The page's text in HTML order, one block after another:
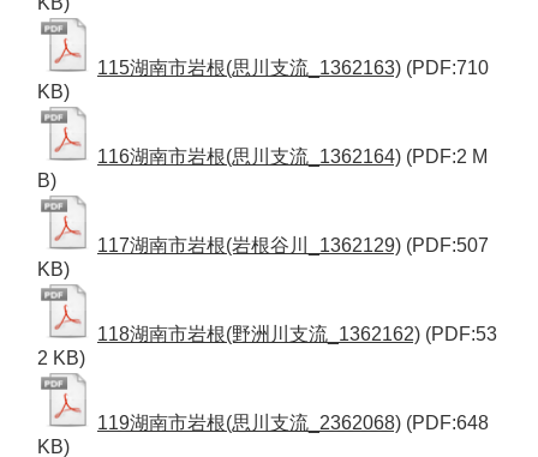
115湖南市岩根(思川支流_1362163) (PDF:710
KB)
116湖南市岩根(思川支流_1362164) (PDF:2 M
B)
117湖南市岩根(岩根谷川_1362129) (PDF:507
KB)
118湖南市岩根(野洲川支流_1362162) (PDF:53
2 KB)
119湖南市岩根(思川支流_2362068) (PDF:648
KB)